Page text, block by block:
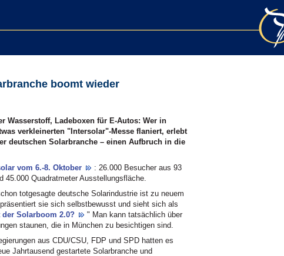
boomt wieder
Wasserstoff, Ladeboxen für E-Autos: Wer in
verkleinerten "Intersolar"-Messe flaniert, erlebt
deutschen Solarbranche – einen Aufbruch in die
vom 6.-8. Oktober
: 26.000 Besucher aus 93
45.000 Quadratmeter Ausstellungsfläche.
totgesagte deutsche Solarindustrie ist zu neuem
sie sich selbstbewusst und sieht sich als
der Solarboom 2.0?
" Man kann tatsächlich über
staunen, die in München zu besichtigen sind.
aus CDU/CSU, FDP und SPD hatten es
Jahrtausend gestartete Solarbranche und